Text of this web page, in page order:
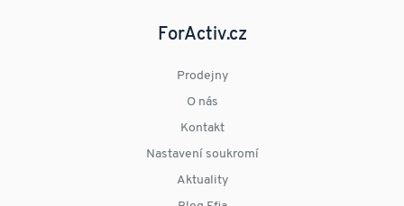
ForActiv.cz
Prodejny
O nás
Kontakt
Nastavení soukromí
Aktuality